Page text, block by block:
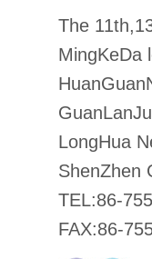
The
MingKeDa
LongHua
ShenZhen
TEL:86-
FAX:86-